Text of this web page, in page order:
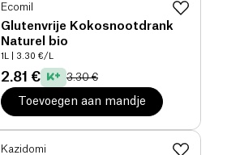
Ecomil
Glutenvrije Kokosnootdrank
Naturel bio
1L | 3.30 €/L
2.81 € 3.30 €
Toevoegen aan mandje
Kazidomi